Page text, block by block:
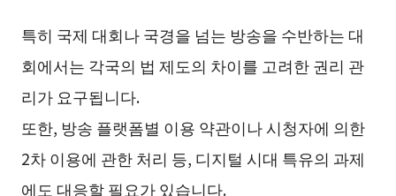
특히 국제 대회나 국경을 넘는 방송을 수반하는 대
회에서는 각국의 법 제도의 차이를 고려한 권리 관
리가 요구됩니다.
또한, 방송 플랫폼별 이용 약관이나 시청자에 의한
2차 이용에 관한 처리 등, 디지털 시대 특유의 과제
에도 대응할 필요가 있습니다.